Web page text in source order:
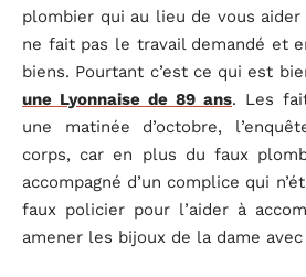
plombier qui au lieu de vous aider
ne fait pas le travail demandé et
biens. Pourtant c’est ce qui est
une Lyonnaise de 89 ans. Les
une matinée d’octobre,
corps, car en plus du faux
accompagné d’un complice qui
faux policier pour l’aider à
amener les bijoux de la dame